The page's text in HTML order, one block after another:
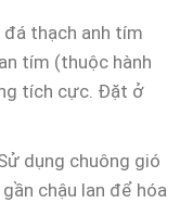
đá thạch anh tím
tím (thuộc hành
tích cực. Đặt ở
dụng chuông gió
chậu lan để hóa